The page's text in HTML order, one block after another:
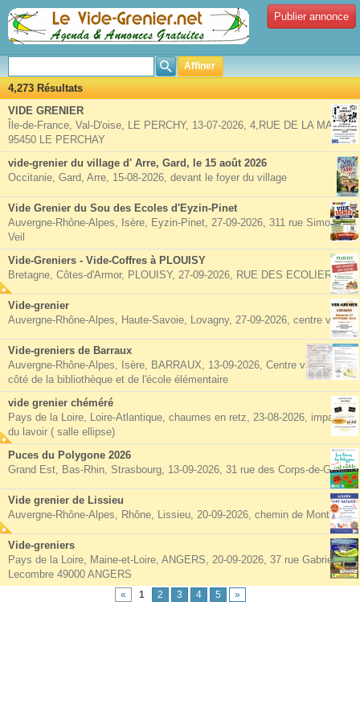
Publier annonce
Affiner
4,273 Résultats
VIDE GRENIER
Île-de-France, Val-D'oise, LE PERCHY, 13-07-2026, 4,RUE DE LA MAIRIE
95450 LE PERCHAY
vide-grenier du village d' Arre, Gard, le 15 août 2026
Occitanie, Gard, Arre, 15-08-2026, devant le foyer du village
Vide Grenier du Sou des Ecoles d'Eyzin-Pinet
Auvergne-Rhône-Alpes, Isère, Eyzin-Pinet, 27-09-2026, 311 rue Simone
Veil
Vide-Greniers - Vide-Coffres à PLOUISY
Bretagne, Côtes-d'Armor, PLOUISY, 27-09-2026, RUE DES ECOLIERS
Vide-grenier
Auvergne-Rhône-Alpes, Haute-Savoie, Lovagny, 27-09-2026, centre village
Vide-greniers de Barraux
Auvergne-Rhône-Alpes, Isère, BARRAUX, 13-09-2026, Centre village à
côté de la bibliothèque et de l'école élémentaire
vide grenier chéméré
Pays de la Loire, Loire-Atlantique, chaumes en retz, 23-08-2026, impasse
du lavoir ( salle ellipse)
Puces du Polygone 2026
Grand Est, Bas-Rhin, Strasbourg, 13-09-2026, 31 rue des Corps-de-Garde
Vide grenier de Lissieu
Auvergne-Rhône-Alpes, Rhône, Lissieu, 20-09-2026, chemin de Montluzin
Vide-greniers
Pays de la Loire, Maine-et-Loire, ANGERS, 20-09-2026, 37 rue Gabriel
Lecombre 49000 ANGERS
« 1 2 3 4 5 »